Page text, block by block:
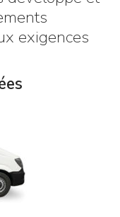
exigences